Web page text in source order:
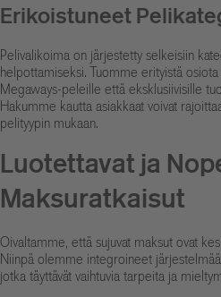
Erikoistuneet
Pelivalikoima on järjestetty selkeisiin
helpottamiseksi. Tuomme erityistä
Megaways-peleille että eksklusiivisille
Hakumme kautta asiakkaat voivat
pelityypin mukaan.
Luotettavat ja
Maksuratkaisut
Oivaltamme, että sujuvat maksut ovat
Niinpä olemme integroineet
jotka täyttävät vaihtuvia tarpeita ja